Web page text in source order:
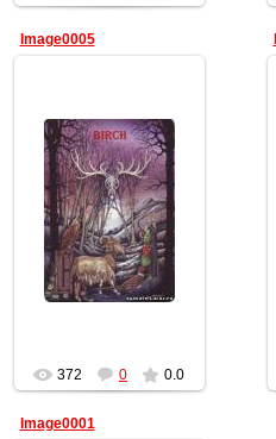
Image0005
10.02.2012
Геката
372 0 0.0
Image0001